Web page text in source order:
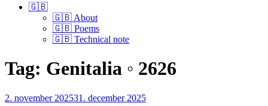
🇬🇧
🇬🇧 About
🇬🇧 Poems
🇬🇧 Technical note
Tag: Genitalia ◦ 2626
Udgivet
2. november 202531. december 2025